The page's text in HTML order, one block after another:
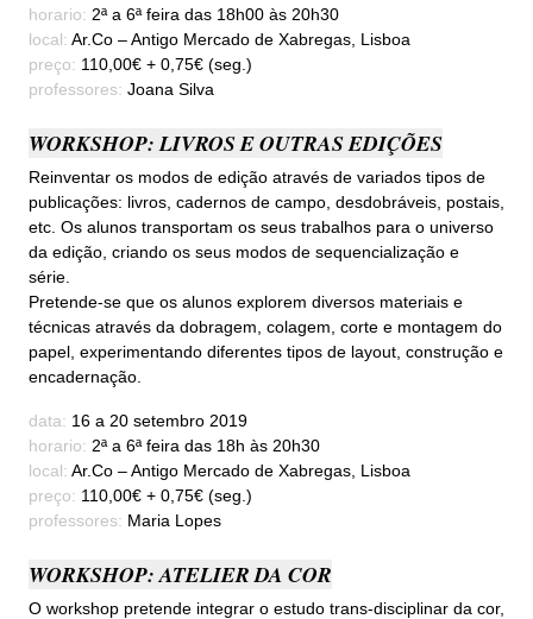
horario: 2ª a 6ª feira das 18h00 às 20h30
local: Ar.Co – Antigo Mercado de Xabregas, Lisboa
preço: 110,00€ + 0,75€ (seg.)
professores: Joana Silva
WORKSHOP: LIVROS E OUTRAS EDIÇÕES
Reinventar os modos de edição através de variados tipos de
publicações: livros, cadernos de campo, desdobráveis, postais,
etc. Os alunos transportam os seus trabalhos para o universo
da edição, criando os seus modos de sequencialização e
série.
Pretende-se que os alunos explorem diversos materiais e
técnicas através da dobragem, colagem, corte e montagem do
papel, experimentando diferentes tipos de layout, construção e
encadernação.
data: 16 a 20 setembro 2019
horario: 2ª a 6ª feira das 18h às 20h30
local: Ar.Co – Antigo Mercado de Xabregas, Lisboa
preço: 110,00€ + 0,75€ (seg.)
professores: Maria Lopes
WORKSHOP: ATELIER DA COR
O workshop pretende integrar o estudo trans-disciplinar da cor,